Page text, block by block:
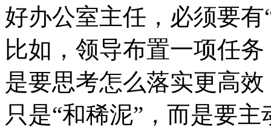
好办公室主任，必须要有
比如，领导布置一项任
是要思考怎么落实更高
只是“和稀泥”，而是要